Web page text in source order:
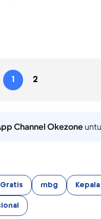
1 2
Channel Okezone
mbg